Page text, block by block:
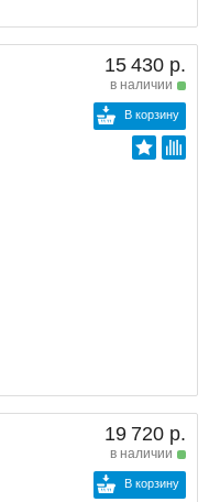
15 430 р.
в наличии
В корзину
19 720 р.
в наличии
В корзину